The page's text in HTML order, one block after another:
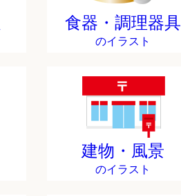
食器・調理器具
のイラスト
建物・風景
のイラスト